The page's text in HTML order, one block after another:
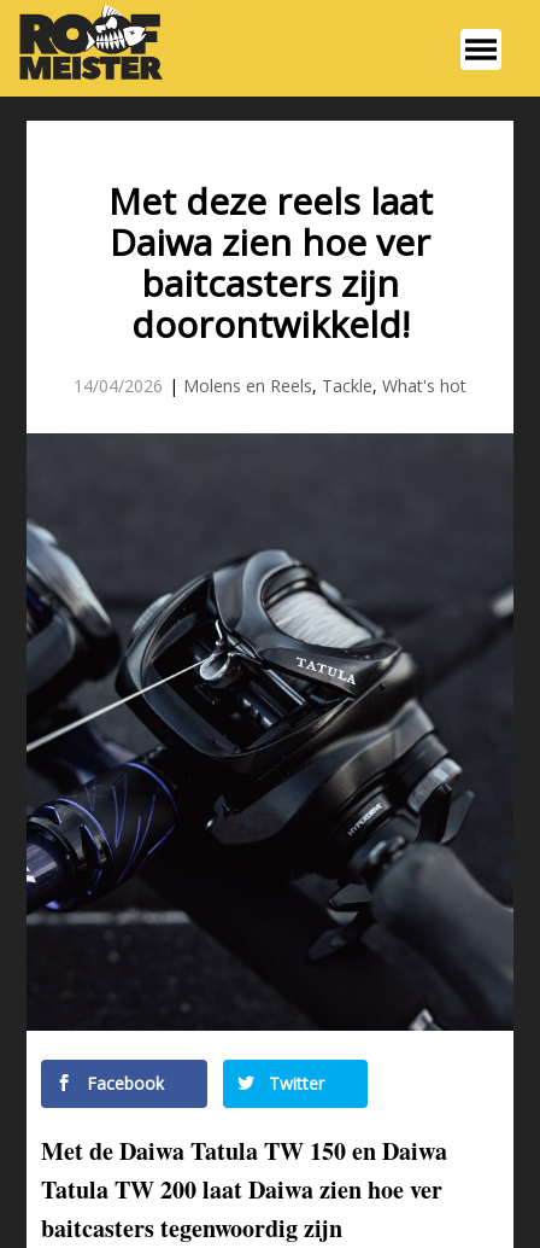
Met deze reels laat
Daiwa zien hoe ver
baitcasters zijn
doorontwikkeld!
14/04/2026 | Molens en Reels, Tackle, What's hot
Facebook Twitter
Met de Daiwa Tatula TW 150 en Daiwa
Tatula TW 200 laat Daiwa zien hoe ver
baitcasters tegenwoordig zijn